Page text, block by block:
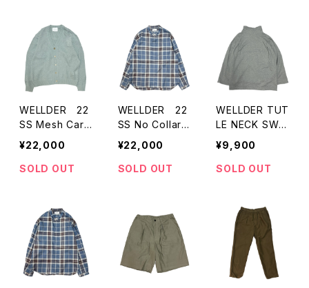
WELLDER 22
SS Mesh Card
igan
¥22,000
SOLD OUT
WELLDER 22
SS No Collar
Check Shirts
¥22,000
SOLD OUT
WELLDER TUT
LE NECK SWE
AT
¥9,900
SOLD OUT